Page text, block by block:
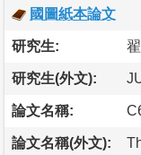
國圖紙本論文
研究生:
研究生(外文):
論文名稱:
論文名稱(外文):